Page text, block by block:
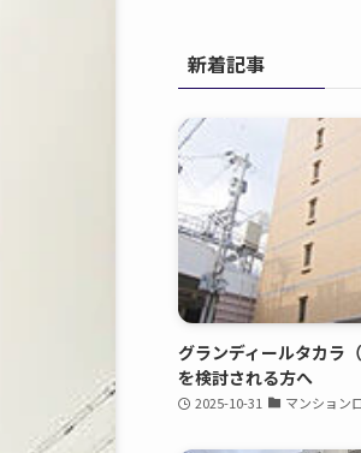
新着記事
グランディールタカラ
を検討される方へ
2025-10-31 マンション